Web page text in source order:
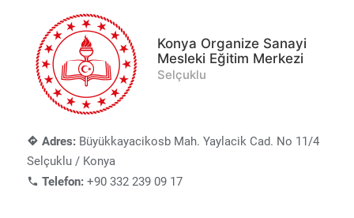
Konya Organize Sanayi
Mesleki Eğitim Merkezi
Selçuklu
Adres: Büyükkayacikosb Mah. Yaylacik Cad. No 11/4
Selçuklu / Konya
Telefon: +90 332 239 09 17